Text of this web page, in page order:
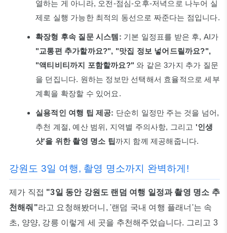
열하는 게 아니라, 오전-점심-오후-저녁으로 나누어 실
제로 실행 가능한 최적의 동선으로 짜준다는 점입니다.
확장형 후속 질문 시스템: 기본 일정표를 받은 후, AI가
"교통편 추가할까요?", "맛집 정보 넣어드릴까요?",
"액티비티까지 포함할까요?" 와 같은 3가지 추가 질문
을 던집니다. 원하는 정보만 선택해서 효율적으로 세부
계획을 확장할 수 있어요.
실용적인 여행 팁 제공: 단순히 일정만 주는 것을 넘어,
추천 계절, 예산 범위, 지역별 주의사항, 그리고 '인생
샷'을 위한 촬영 명소 팁까지 함께 제공해줍니다.
강원도 3일 여행, 촬영 명소까지 완벽하게!
제가 직접 "3일 동안 강원도 랜덤 여행 일정과 촬영 명소 추
천해줘"라고 요청해봤더니, '랜덤 국내 여행 플래너'는 속
초, 양양, 강릉 이렇게 세 곳을 추천해주었습니다. 그리고 3